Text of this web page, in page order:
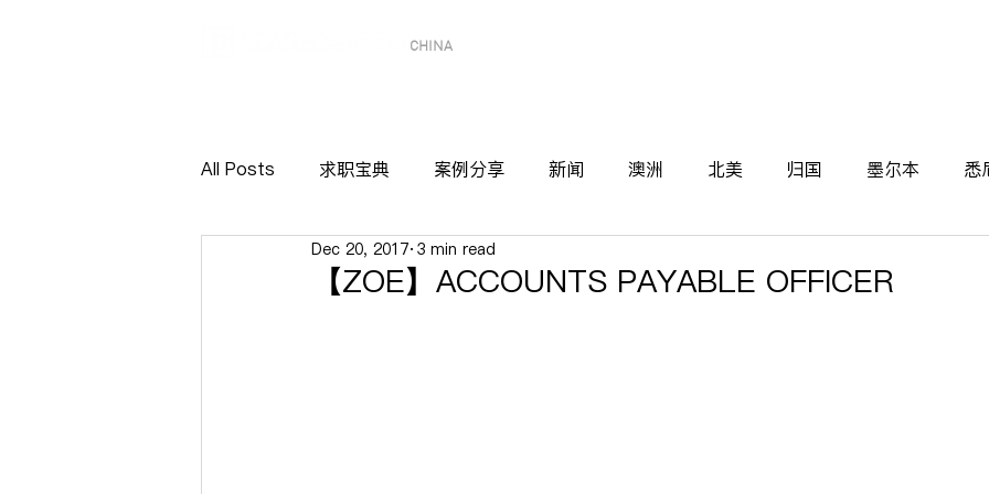
CHINA
All Posts 求职宝典 案例分享 新闻 澳洲 北美 归国 墨尔本 悉
【ZOE】ACCOUNTS PAYABLE OFFICER
Dec 20, 2017 3 min read